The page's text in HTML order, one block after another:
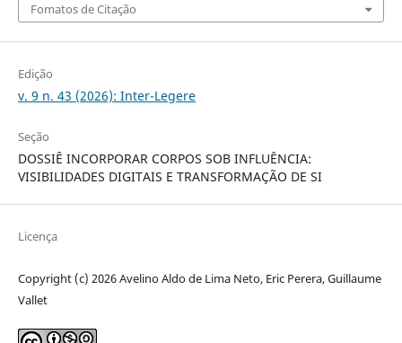
Fomatos de Citação
Edição
v. 9 n. 43 (2026): Inter-Legere
Seção
DOSSIÊ INCORPORAR CORPOS SOB INFLUÊNCIA:
VISIBILIDADES DIGITAIS E TRANSFORMAÇÃO DE SI
Licença
Copyright (c) 2026 Avelino Aldo de Lima Neto, Eric Perera, Guillaume
Vallet